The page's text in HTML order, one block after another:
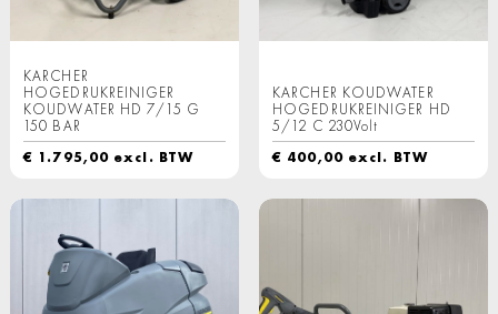
KARCHER
HOGEDRUKREINIGER
KOUDWATER HD 7/15 G
150 BAR
€ 1.795,00 excl. BTW
KARCHER KOUDWATER
HOGEDRUKREINIGER HD
5/12 C 230Volt
€ 400,00excl. BTW